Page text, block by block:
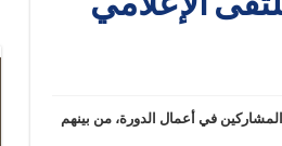
في أعمال الدورة، من بينهم